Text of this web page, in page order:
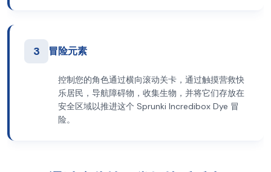
3 冒险元素
控制您的角色通过横向滚动关卡，通过触摸营救快
乐居民，导航障碍物，收集生物，并将它们存放在
安全区域以推进这个 Sprunki Incredibox Dye 冒
险。